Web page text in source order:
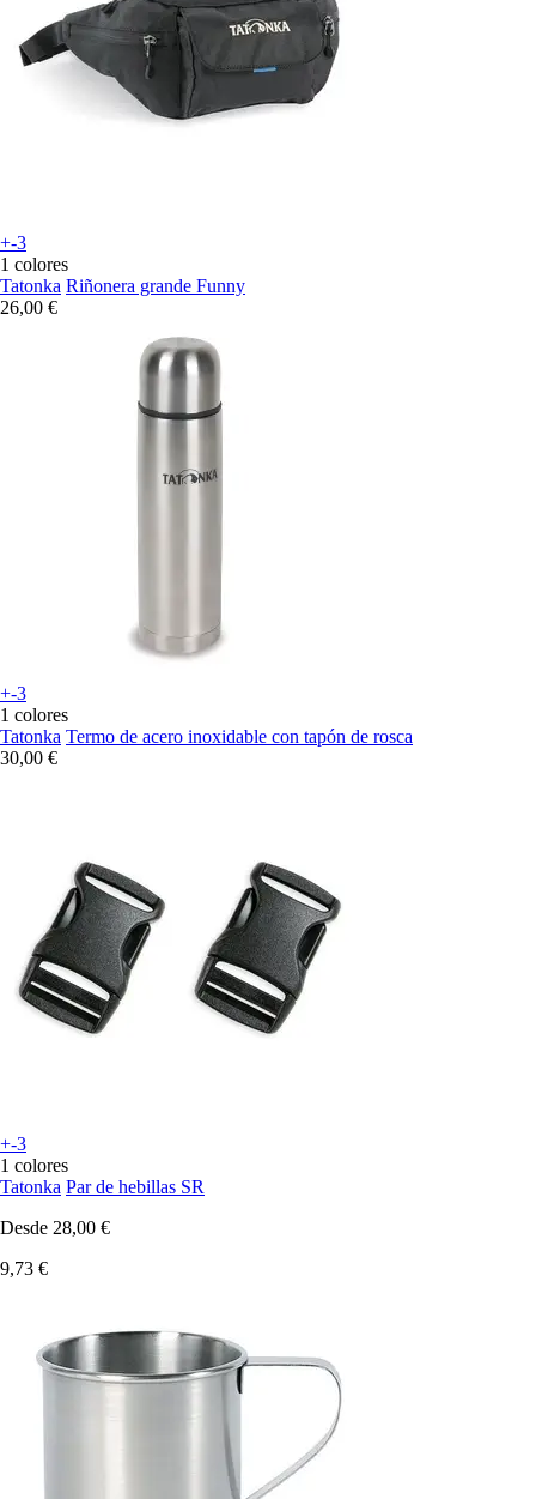
+-3
1 colores
Tatonka Riñonera grande Funny
26,00 €
+-3
1 colores
Tatonka Termo de acero inoxidable con tapón de rosca
30,00 €
+-3
1 colores
Tatonka Par de hebillas SR
Desde 28,00 €
9,73 €